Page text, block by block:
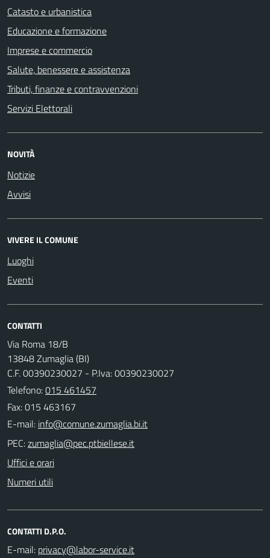
Catasto e urbanistica
Educazione e formazione
Imprese e commercio
Salute, benessere e assistenza
Tributi, finanze e contravvenzioni
Servizi Elettorali
NOVITÀ
Notizie
Avvisi
VIVERE IL COMUNE
Luoghi
Eventi
CONTATTI
Via Roma 18/B
13848 Zumaglia (BI)
C.F. 00390230027 - P.Iva: 00390230027
Telefono:015 461457
Fax: 015 463167
E-mail:
PEC:
Uffici e orari
Numeri utili
CONTATTI D.P.O.
E-mail: